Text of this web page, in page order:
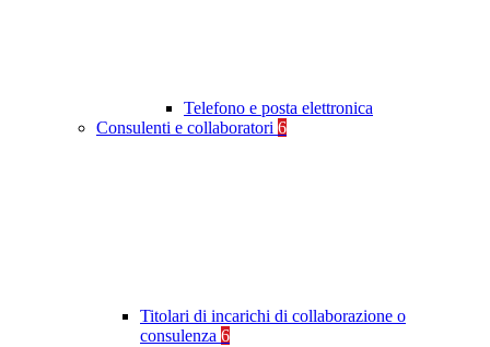
Telefono e posta elettronica
Consulenti e collaboratori 6
Titolari di incarichi di collaborazione o
consulenza 6